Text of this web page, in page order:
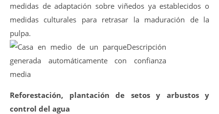
medidas de adaptación sobre viñedos ya establecidos o
medidas culturales para retrasar la maduración de la
pulpa.
Reforestación, plantación de setos y arbustos y
control del agua